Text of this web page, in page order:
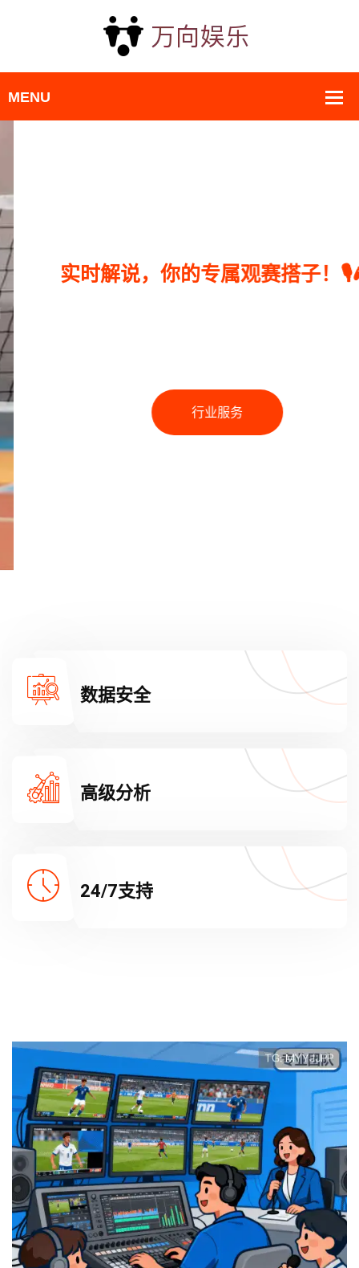
实时解说，你的专属观赛搭子！🎙️🎮
shi shi jie shuo ni de zhuan shu guan sai
行业服务
数据安全
高级分析
24/7支持